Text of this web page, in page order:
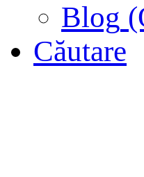
Blog
Căutare